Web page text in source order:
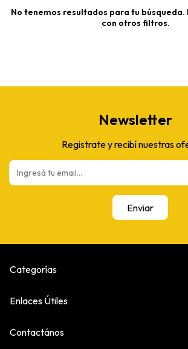
No tenemos resultados para tu
con otros filtros.
Newsletter
Registrate y recibí nuestras
Categorías
Enlaces Útiles
Contactános